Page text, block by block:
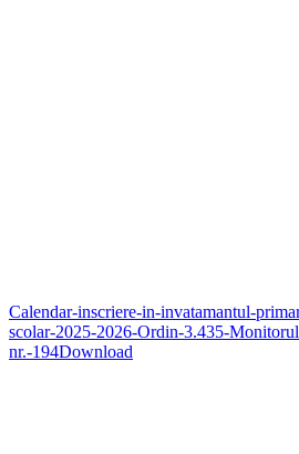
Calendar-inscriere-in-invatamantul-
scolar-2025-2026-Ordin-3.435-
nr.-194Download